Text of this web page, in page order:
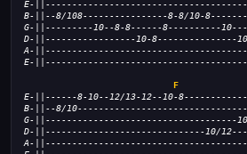
E-
B-||--8/108----------------8-8/10-
G-||---------10--8-8------8----------
D-||-----------------10-8---------------
A-
E-
F
E-||------8-10--12/13-12--10-
B-||--8/
G-||------------------------------------10-
D-||------------------------------10/
A-